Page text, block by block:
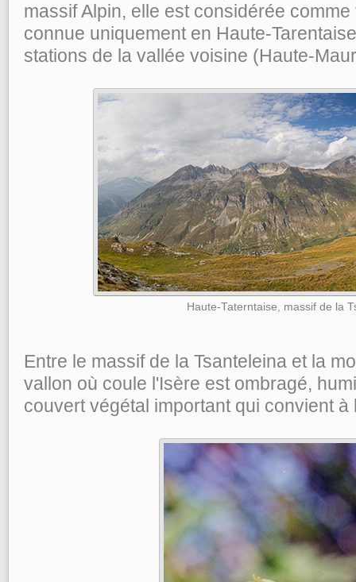
massif Alpin, elle est considérée
connue uniquement en Haute-
stations de la vallée voisine (Haute-
Haute-Taterntaise, massif de la
Entre le massif de la Tsanteleina et la
vallon où coule l'Isère est ombragé,
couvert végétal important qui convient